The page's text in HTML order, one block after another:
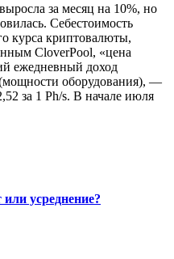
за месяц на 10%, но
Себестоимость
курса криптовалюты,
CloverPool, «цена
ежедневный доход
оборудования), —
за 1 Ph/s. В начале июля
усреднение?